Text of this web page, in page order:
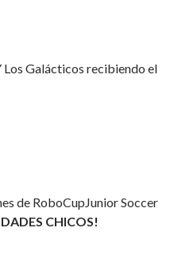
Los Galácticos recibiendo el
de RoboCupJunior Soccer
CHICOS!